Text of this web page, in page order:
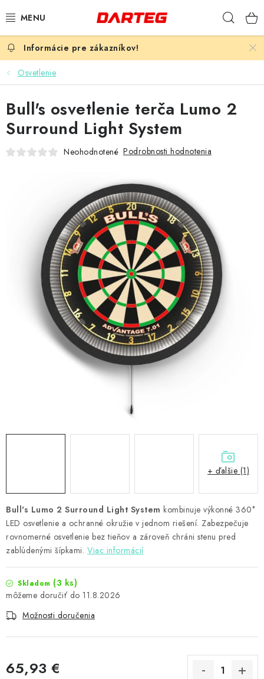
na
ŠÍPKY
DOPLNKY K TERČU
PRÍSLUŠENSTVO
OBLEČENIE
Osvetlenie
Bull's Lumo 2 Surround Light System kombinuje výkonné 360°
LED osvetlenie a ochranné okružie v jednom riešení. Zabezpečuje
rovnomerné osvetlenie bez tieňov a zároveň chráni stenu pred
zablúdenými šípkami. Viac informácií
Skladom (3 ks)
11.8.2026
Možnosti doručenia
65,93 €
Bull's osvetlenie terča Lumo 2
Surround Light System
Neohodnotené Podrobnosti hodnotenia
+ ďalšie (1)